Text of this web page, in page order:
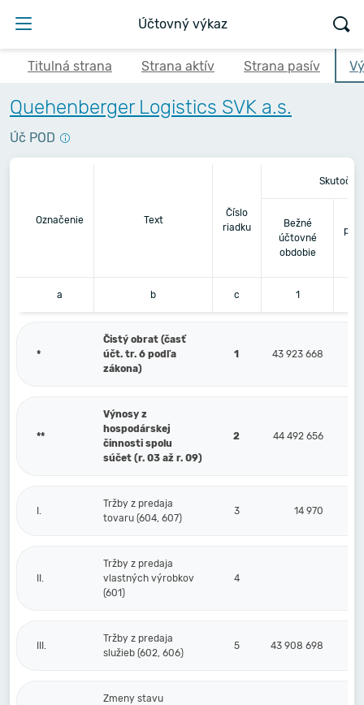
Účtovný výkaz
Titulná strana Strana aktív Strana pasív
Quehenberger Logistics SVK a.s.
Úč POD
Označenie Text
Číslo
riadku
Bežné
účtovné
obdobie
a b c 1
*
Čistý obrat (časť
účt. tr. 6 podľa
zákona)
1 43 923 668
**
Výnosy z
hospodárskej
činnosti spolu
súčet (r. 03 až r. 09)
2 44 492 656
I.
Tržby z predaja
tovaru (604, 607)
3 14 970
II.
Tržby z predaja
vlastných výrobkov
(601)
4
III.
Tržby z predaja
služieb (602, 606)
5 43 908 698
Zmeny stavu